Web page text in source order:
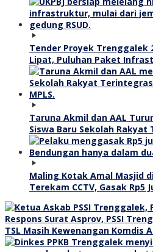
Tender Proyek Trenggalek
Lipat, Puluhan Paket
Taruna Akmil dan AAL
Siswa Baru Sekolah
Maling Kotak Amal Masjid
Terekam CCTV, Gasak Rp5
Respons Surat Asprov, PSSI
TSL Masih Kewenangan Komdis